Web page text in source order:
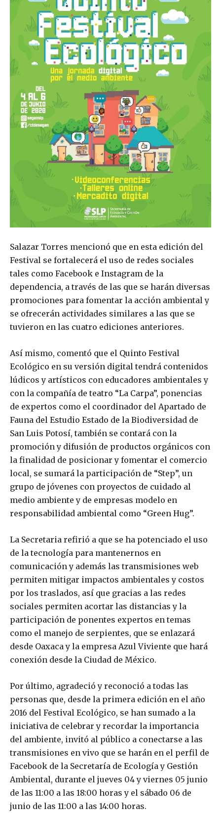
Salazar Torres mencionó que en esta edición del
Festival se fortalecerá el uso de redes sociales
tales como Facebook e Instagram de la
dependencia, a través de las que se harán diversas
promociones para fomentar la acción ambiental y
se ofrecerán actividades similares a las que se
tuvieron en las cuatro ediciones anteriores.
Así mismo, comentó que el Quinto Festival
Ecológico en su versión digital tendrá contenidos
lúdicos y artísticos con educadores ambientales y
con la compañía de teatro “La Carpa”, ponencias
de expertos como el coordinador del Apartado de
Fauna del Estudio Estado de la Biodiversidad de
San Luis Potosí, también se contará con la
promoción y difusión de productos orgánicos con
la finalidad de posicionar y fomentar el comercio
local, se sumará la participación de “Step”, un
grupo de jóvenes con proyectos de cuidado al
medio ambiente y de empresas modelo en
responsabilidad ambiental como “Green Hug”.
La Secretaria refirió a que se ha potenciado el uso
de la tecnología para mantenernos en
comunicación y además las transmisiones web
permiten mitigar impactos ambientales y costos
por los traslados, así que gracias a las redes
sociales permiten acortar las distancias y la
participación de ponentes expertos en temas
como el manejo de serpientes, que se enlazará
desde Oaxaca y la empresa Azul Viviente que hará
conexión desde la Ciudad de México.
Por último, agradeció y reconoció a todas las
personas que, desde la primera edición en el año
2016 del Festival Ecológico, se han sumado a la
iniciativa de celebrar y recordar la importancia
del ambiente, invitó al público a conectarse a las
transmisiones en vivo que se harán en el perfil de
Facebook de la Secretaría de Ecología y Gestión
Ambiental, durante el jueves 04 y viernes 05 junio
de las 11:00 a las 18:00 horas y el sábado 06 de
junio de las 11:00 a las 14:00 horas.